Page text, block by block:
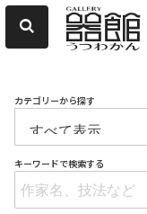
カテゴリーから探す
キーワードで検索する